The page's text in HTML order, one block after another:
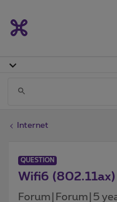
Internet
QUESTION
Wifi6 (802.11ax)
Forum|Forum|5